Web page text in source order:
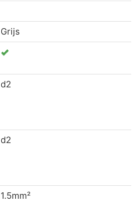
Grijs
d2
d2
1.5mm²